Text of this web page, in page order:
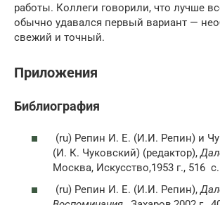
работы. Коллеги говорили, что лучше
обычно удавался первый вариант —
свежий и точный.
Приложения
Библиография
(ru) Репин И. Е. (И.И. Репин) и
(И. К. Чуковский) (редактор),
Москва, Искусство,1953 г., 516 с.
(ru) Репин И. Е. (И.И. Репин),